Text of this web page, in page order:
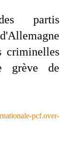
partis
criminelles
grève de
pcf.over-